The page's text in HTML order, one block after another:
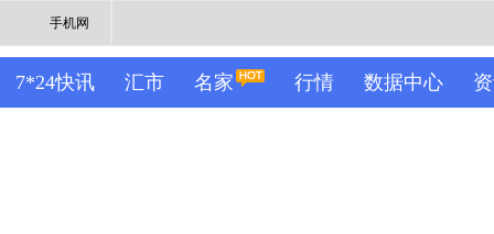
手机网
7*24快讯 汇市 名家 行情 数据中心